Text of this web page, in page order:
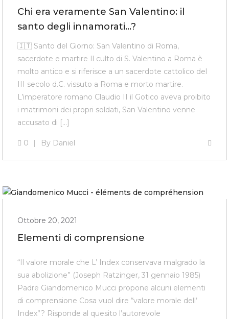
Chi era veramente San Valentino: il
santo degli innamorati…?
🇮🇹 Santo del Giorno: San Valentino di Roma,
sacerdote e martire Il culto di S. Valentino a Roma è
molto antico e si riferisce a un sacerdote cattolico del
III secolo d.C. vissuto a Roma e morto martire.
L’imperatore romano Claudio II il Gotico aveva proibito
i matrimoni dei propri soldati, San Valentino venne
accusato di […]
0 By Daniel
Ottobre 20, 2021
Elementi di comprensione
“Il valore morale che L’ Index conservava malgrado la
sua abolizione” (Joseph Ratzinger, 31 gennaio 1985)
Padre Giandomenico Mucci propone alcuni elementi
di comprensione Cosa vuol dire “valore morale dell’
Index”? Risponde al quesito l’autorevole